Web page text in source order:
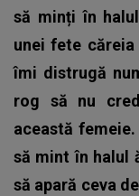
să minți în
unei fete
îmi distrugă
rog să nu
această
să mint în halul
să apară ceva